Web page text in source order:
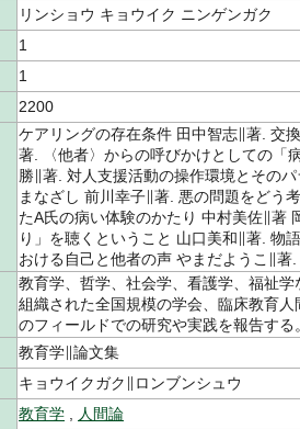
リンショウ キョウイク ニンゲンガク
1
1
2200
ケアリングの存在条件 田中智志∥著. 交
著. 〈他者〉からの呼びかけとしての「
勝∥著. 対人支援活動の操作環境とその
まなざし 前川幸子∥著. 悪の問題をどう
たA氏の病い体験のかたり 中村美佐∥著
り」を聴くということ 山口美和∥著. 物
おける自己と他者の声 やまだようこ∥
教育学、哲学、社会学、看護学、福祉
組織された全国規模の学会、臨床教育
のフィールドでの研究や実践を報告する
教育学∥論文集
キョウイクガク∥ロンブンシュウ
教育学
人間論